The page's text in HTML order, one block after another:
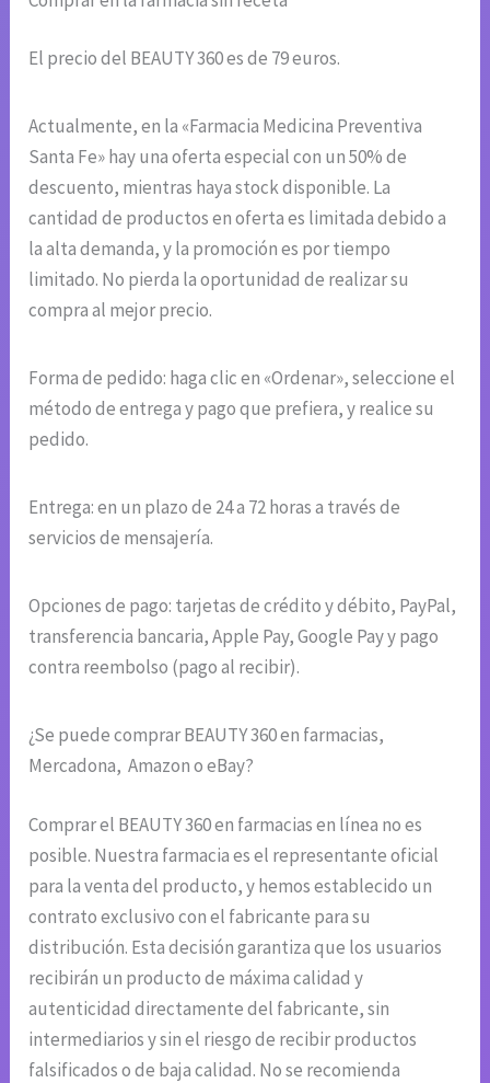
El precio del BEAUTY 360 es de 79 euros.
Actualmente, en la «Farmacia Medicina Preventiva
Santa Fe» hay una oferta especial con un 50% de
descuento, mientras haya stock disponible. La
cantidad de productos en oferta es limitada debido a
la alta demanda, y la promoción es por tiempo
limitado. No pierda la oportunidad de realizar su
compra al mejor precio.
Forma de pedido: haga clic en «Ordenar», seleccione el
método de entrega y pago que prefiera, y realice su
pedido.
Entrega: en un plazo de 24 a 72 horas a través de
servicios de mensajería.
Opciones de pago: tarjetas de crédito y débito, PayPal,
transferencia bancaria, Apple Pay, Google Pay y pago
contra reembolso (pago al recibir).
¿Se puede comprar BEAUTY 360 en farmacias,
Mercadona, Amazon o eBay?
Comprar el BEAUTY 360 en farmacias en línea no es
posible. Nuestra farmacia es el representante oficial
para la venta del producto, y hemos establecido un
contrato exclusivo con el fabricante para su
distribución. Esta decisión garantiza que los usuarios
recibirán un producto de máxima calidad y
autenticidad directamente del fabricante, sin
intermediarios y sin el riesgo de recibir productos
falsificados o de baja calidad. No se recomienda